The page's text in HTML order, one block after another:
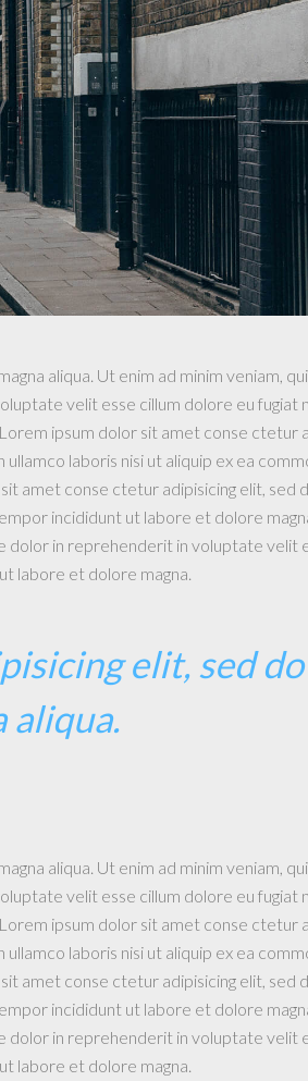
aliqua. Ut enim ad minim veniam,
velit esse cillum dolore eu fugiat
ipsum dolor sit amet conse ctetur
laboris nisi ut aliquip ex ea
amet conse ctetur adipisicing elit, sed
incididunt ut labore et dolore
dolor in reprehenderit in voluptate velit
labore et dolore magna.
elit, sed
aliqua.
aliqua. Ut enim ad minim veniam,
velit esse cillum dolore eu fugiat
ipsum dolor sit amet conse ctetur
laboris nisi ut aliquip ex ea
amet conse ctetur adipisicing elit, sed
incididunt ut labore et dolore
dolor in reprehenderit in voluptate velit
labore et dolore magna.